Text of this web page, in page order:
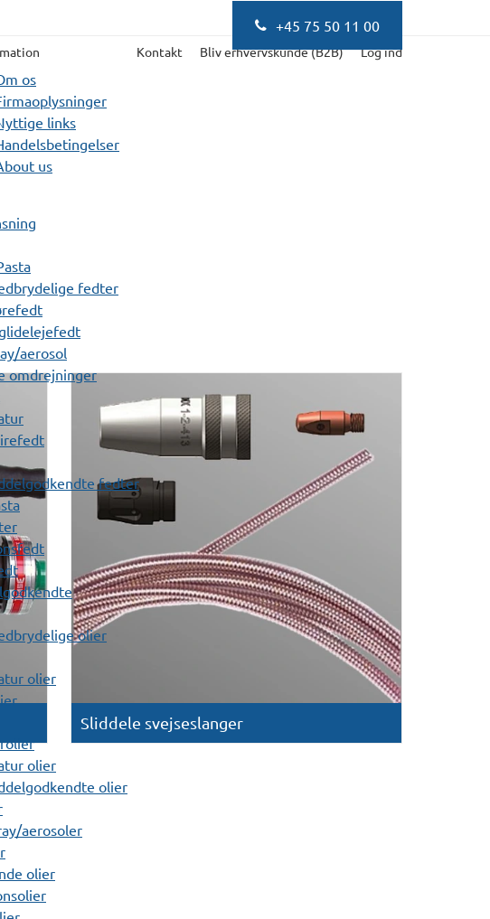
+45 75 50 11 00
os
links
us
Kontakt Bliv erhvervskunde (B2B) Log ind
fedter
aerosol
omdrejninger
fedter
olier
olier
olier
olier
aerosoler
olier
Sliddele svejseslanger